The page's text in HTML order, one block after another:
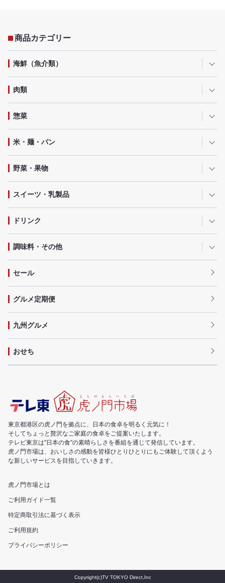
商品カテゴリー
海鮮（魚介類）
肉類
惣菜
米・麺・パン
野菜・果物
スイーツ・乳製品
ドリンク
調味料・その他
セール
グルメ定期便
九州グルメ
おせち
東京都港区の虎ノ門を拠点に、日本の食卓を明るく元気に！
そしてちょっと贅沢なご家庭の食卓をご提案いたします。
テレビ東京は"日本の食"の素晴らしさを番組を通じて発信しています。
虎ノ門市場は、おいしさの感動を皆様ひとりひとりにもご体験して頂くよう
な新しいサービスを目指していきます。
虎ノ門市場とは
ご利用ガイド一覧
特定商取引法に基づく表示
ご利用規約
プライバシーポリシー
Copyright(c)TV TOKYO Direct,Inc